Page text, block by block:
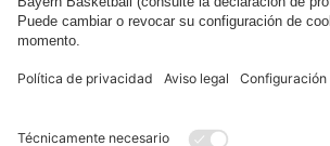
Categorías principales
Ayuda y servicios